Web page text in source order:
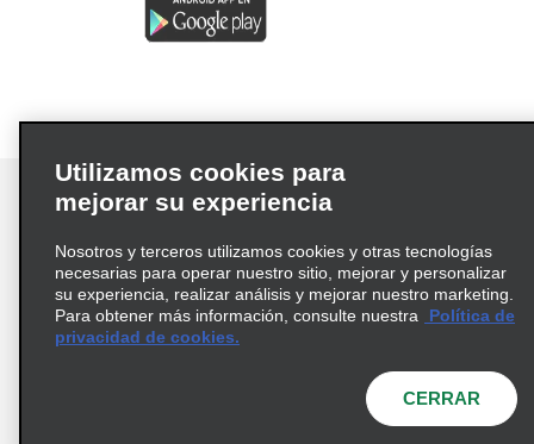
Términos de uso
Política de privacidad
Política de cookies
Información de Salud del Consumidor
AdChoices
© 2026 Enterprise Holdings, Inc. Todos los derechos
Utilizamos cookies para
mejorar su experiencia
Nosotros y terceros utilizamos cookies y otras tecnologías
necesarias para operar nuestro sitio, mejorar y personalizar
su experiencia, realizar análisis y mejorar nuestro marketing.
Para obtener más información, consulte nuestra
Política de
privacidad de cookies.
CERRAR